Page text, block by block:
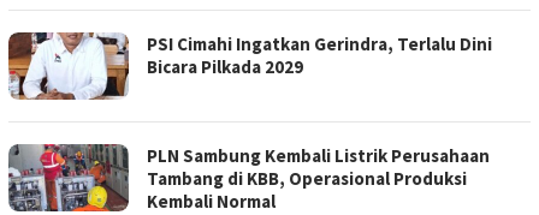
PSI Cimahi Ingatkan Gerindra, Terlalu Dini
Bicara Pilkada 2029
PLN Sambung Kembali Listrik Perusahaan
Tambang di KBB, Operasional Produksi
Kembali Normal